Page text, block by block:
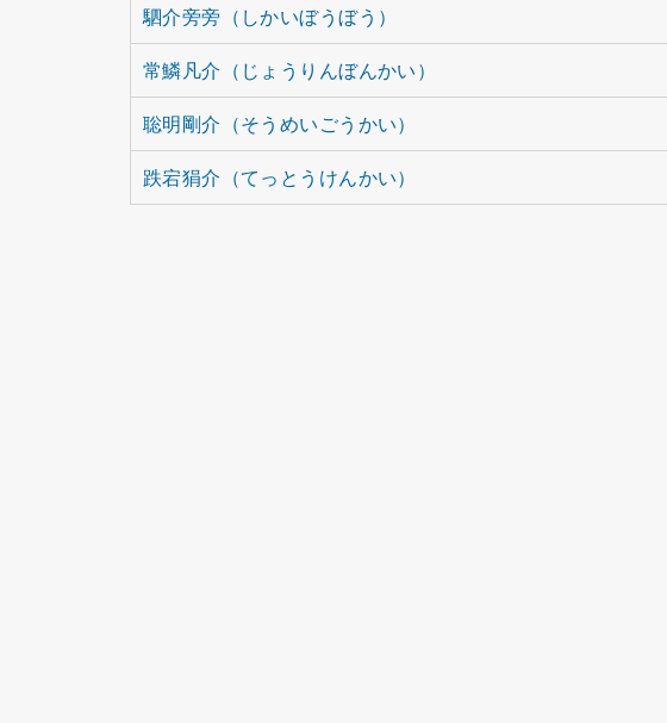
駟介旁旁（しかいぼうぼう）
常鱗凡介（じょうりんぼんかい）
聡明剛介（そうめいごうかい）
跌宕狷介（てっとうけんかい）